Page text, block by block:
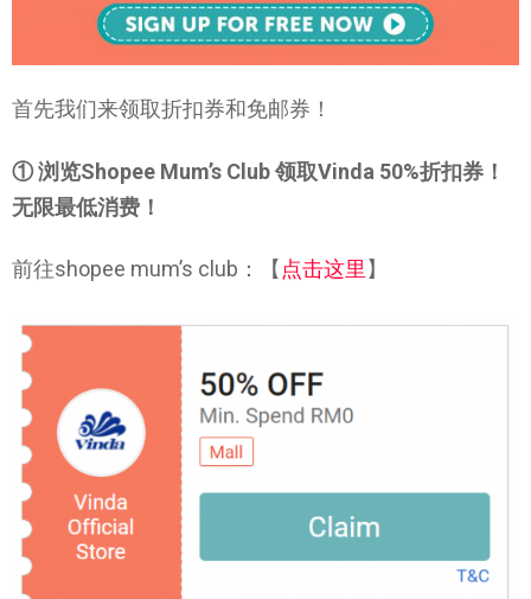
首先我们来领取折扣券和免邮券！
① 浏览Shopee Mum’s Club 领取Vinda 50%折扣券！
无限最低消费！
前往shopee mum’s club：【 点击这里 】